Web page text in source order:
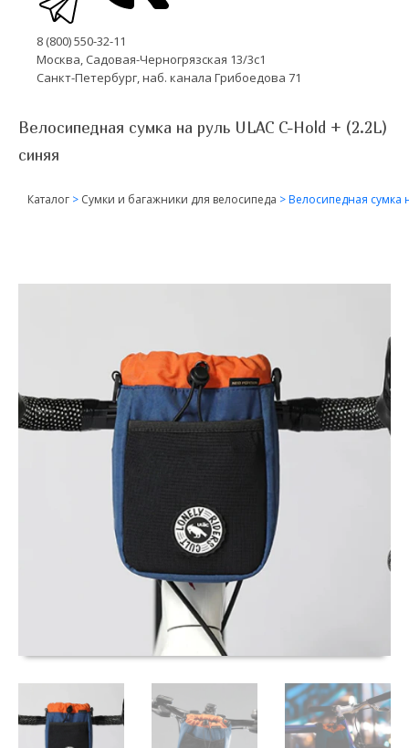
8 (800) 550-32-11
Москва, Садовая-Черногрязская 13/3с1
Санкт-Петербург, наб. канала Грибоедова 71
Велосипедная сумка на руль ULAC C-Hold + (2.2L)
cиняя
Каталог > Сумки и багажники для велосипеда >Велосипедная сумка